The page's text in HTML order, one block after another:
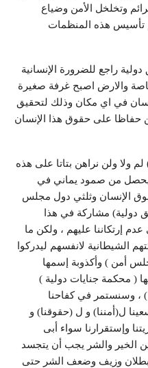
وتخلخل الأمن وضياع
تأسيس هذه المنظمات
راجع للضرورة الإنسانية
والارض اصبح غرفة صغيرة
في اي مكان وذلك لتحقيق
حفاظا على حقوق هذا الإنسان
ولا ولن نراهن بتاتا على هذه
يحصل من صمود يماني في
الإنسان وثلثي دول مجلس
دولية) مشاركة في هذا
إرتكاننا عليهم ، ولكن ما
الشيطانية لانفسهم ليدركوا
أمن ) وأكذوبة إسمها
( محكمة جنايات دولية )
، وسنستمر في كفاحنا
ل(أمننا) و ل (حقوقنا) و
وإستقرارنا سواء أبى
الخير والشر يجب أن يتجسد
بطلان وزيف وضعف الشر حتى